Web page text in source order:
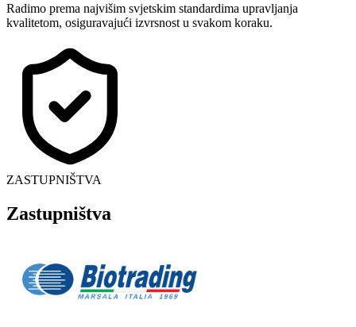
Radimo prema najvišim svjetskim standardima upravljanja
kvalitetom, osiguravajući izvrsnost u svakom koraku.
ZASTUPNIŠTVA
Zastupništva